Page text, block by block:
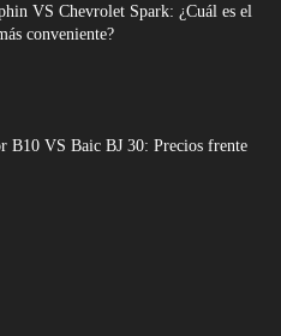
VS Chevrolet Spark: ¿Cuál es el
conveniente?
B10 VS Baic BJ 30: Precios frente